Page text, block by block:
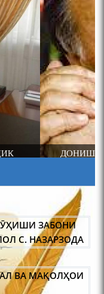
ҲУНАРМАНДИ
ЗАБОНИ
С. НАЗАРЗОДА
ВА МАҚОЛҲОИ